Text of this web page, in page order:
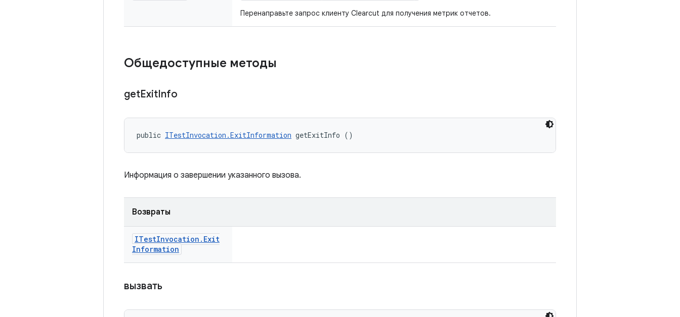
Перенаправьте запрос клиенту Clearcut для получения метрик отчетов.
Общедоступные методы
getExitInfo
public ITestInvocation.ExitInformation getExitInfo ()
Информация о завершении указанного вызова.
Возвраты
ITestInvocation . Exit
Information
вызвать